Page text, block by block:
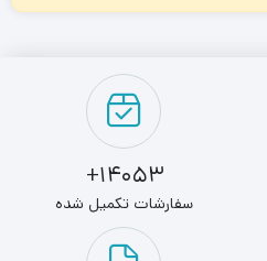
14053+
سفارشات تکمیل شده